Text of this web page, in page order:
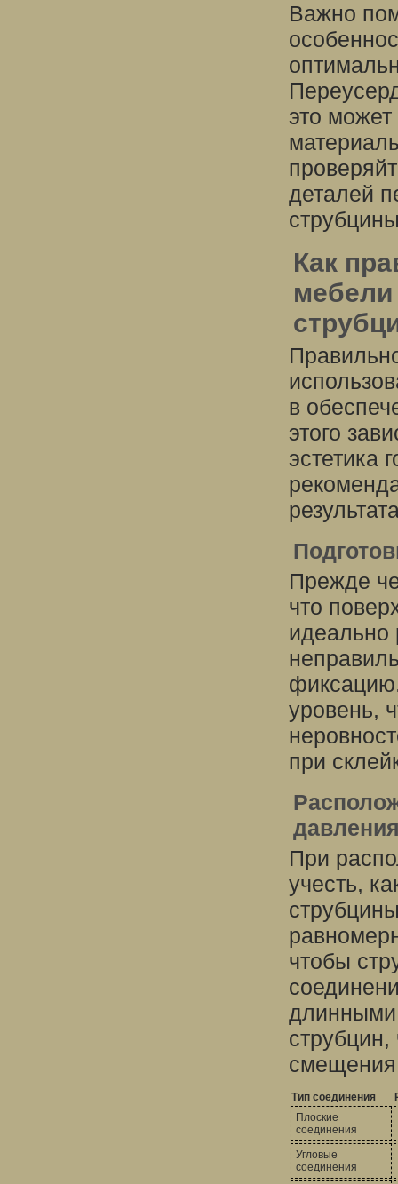
Важно
это может
деталей
Как
мебели
в
этого
эстетика
Прежде
что
идеально
уровень,
при
При
учесть,
чтобы
длинными
Тип соединения
Плоские
соединения
Угловые
соединения